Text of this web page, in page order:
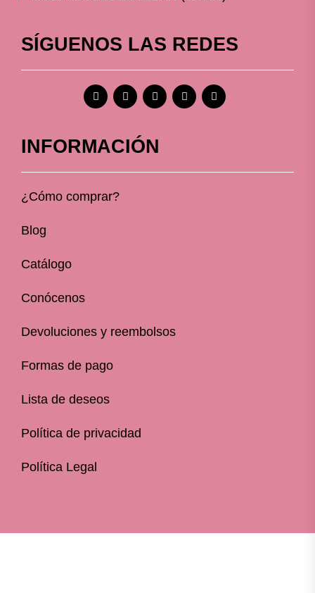
SÍGUENOS LAS REDES
INFORMACIÓN
¿Cómo comprar?
Blog
Catálogo
Conócenos
Devoluciones y reembolsos
Formas de pago
Lista de deseos
Política de privacidad
Política Legal